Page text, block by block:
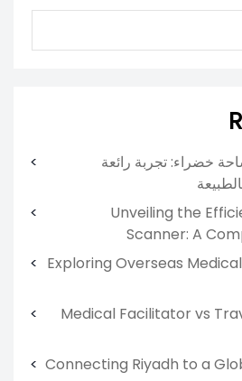
خضراء: تجربة رائعة
Unveiling the
Scanner: A
Exploring Overseas
Medical Facilitator vs
Connecting Riyadh to a